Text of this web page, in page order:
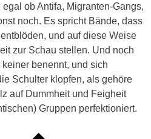
ob Antifa, Migranten-Gangs,
noch. Es spricht Bände, dass
und auf diese Weise
zur Schau stellen. Und noch
benennt, und sich
Schulter klopfen, als gehöre
auf Dummheit und Feigheit
Gruppen perfektioniert.